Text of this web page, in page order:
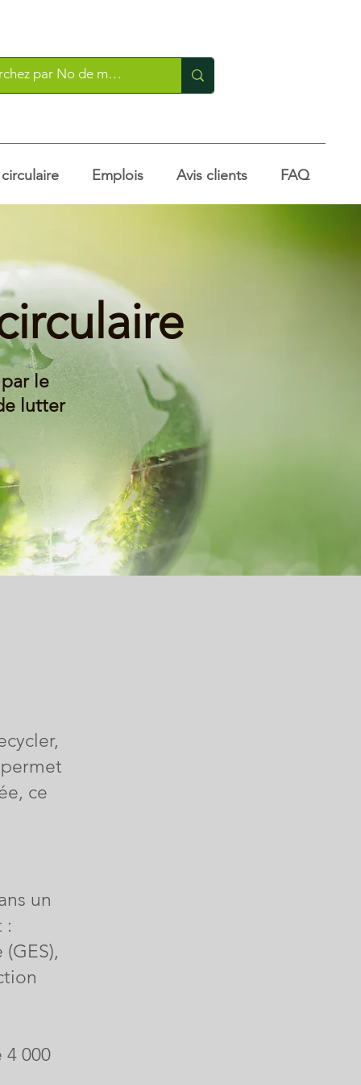
Emplois Avis clients FAQ
le
lutter
ce
un
:
000